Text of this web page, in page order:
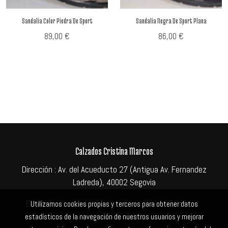
Sandalia Color Piedra De Sport
89,00 €
Sandalia Negra De Sport Plana
86,00 €
Calzados Cristina Marcos
Dirección : Av. del Acueducto 27 (Antigua Av. Fernandez
Ladreda), 40002 Segovia
Email:info@calzadoscristinamarcos.comTeléfono :
921427006
Utilizamos cookies propias y terceros para obtener datos
estadísticos de la navegación de nuestros usuarios y mejorar